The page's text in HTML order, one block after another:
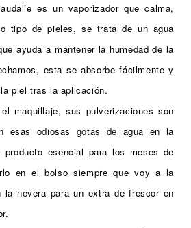
es un vaporizador que calma,
tipo de pieles, se trata de un agua
ayuda a mantener la humedad de la
esta se absorbe fácilmente y
piel tras la aplicación.
maquillaje, sus pulverizaciones son
esas odiosas gotas de agua en la
producto esencial para los meses de
en el bolso siempre que voy a la
la nevera para un extra de frescor en